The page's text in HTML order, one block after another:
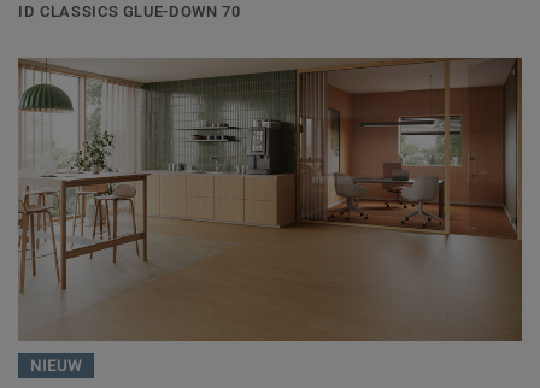
ID CLASSICS GLUE-DOWN 70
NIEUW